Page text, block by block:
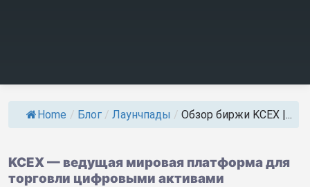
Home / Блог / Лаунчпады / Обзор биржи KCEX |...
KCEX — ведущая мировая платформа для
торговли цифровыми активами